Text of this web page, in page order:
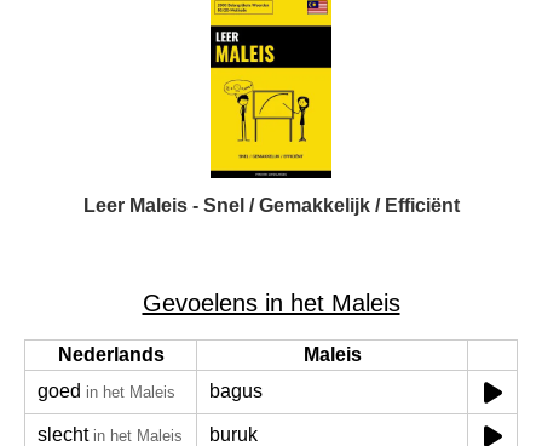
Leer Maleis - Snel / Gemakkelijk / Efficiënt
Gevoelens in het Maleis
Nederlands
Maleis
goed in het Maleis bagus
slecht in het Maleis buruk